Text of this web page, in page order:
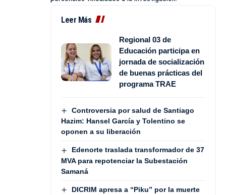
Leer Más
Regional 03 de
Educación participa en
jornada de socialización
de buenas prácticas del
programa TRAE
Controversia por salud de Santiago
Hazim: Hansel García y Tolentino se
oponen a su liberación
Edenorte traslada transformador de 37
MVA para repotenciar la Subestación
Samaná
DICRIM apresa a “Piku” por la muerte